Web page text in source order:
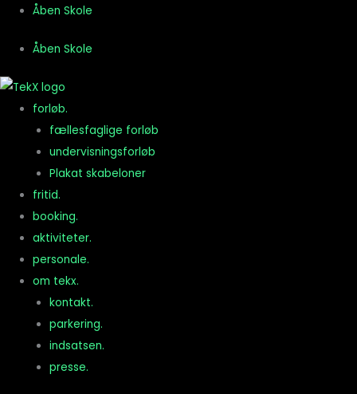
indholdet
Åben Skole
Åben Skole
forløb.
fællesfaglige forløb
undervisningsforløb
Plakat skabeloner
fritid.
booking.
aktiviteter.
personale.
om tekx.
kontakt.
parkering.
indsatsen.
presse.